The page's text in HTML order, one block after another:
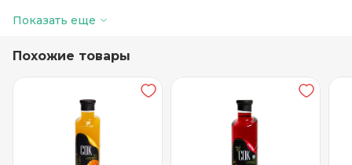
Производитель
Температура хранения
Вкус, добавки
Томат
ТМ Лучшие
рецепты
Показать еще
Похожие товары